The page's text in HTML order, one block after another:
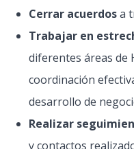
Cerrar acuerdosa
Trabajar en
diferentes áreas de
coordinación
desarrollo de
Realizar
y contactos